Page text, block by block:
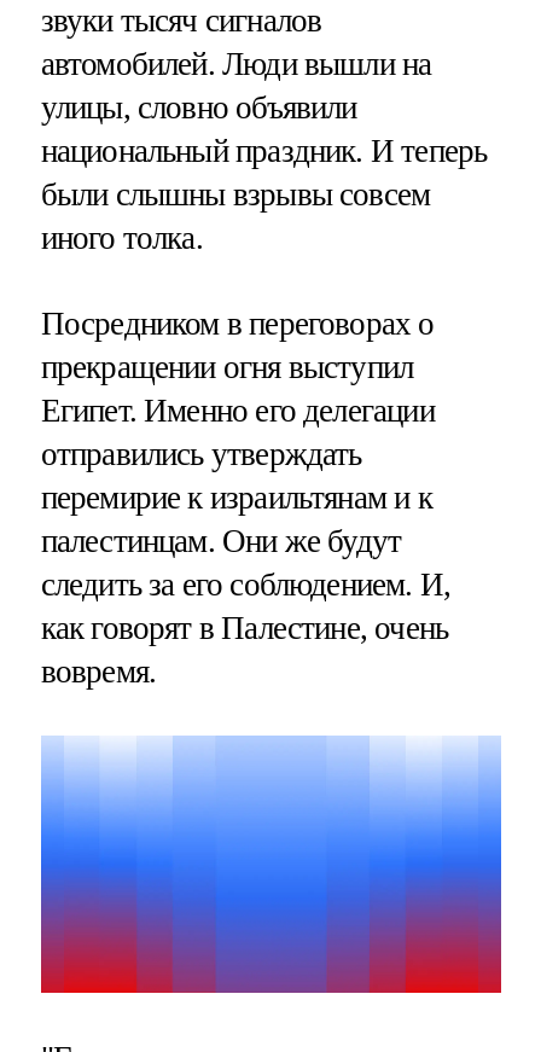
звуки тысяч сигналов
автомобилей. Люди вышли на
улицы, словно объявили
национальный праздник. И теперь
были слышны взрывы совсем
иного толка.
Посредником в переговорах о
прекращении огня выступил
Египет. Именно его делегации
отправились утверждать
перемирие к израильтянам и к
палестинцам. Они же будут
следить за его соблюдением. И,
как говорят в Палестине, очень
вовремя.